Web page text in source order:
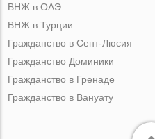
ВНЖ в ОАЭ
ВНЖ в Турции
Гражданство в Сент-Люсия
Гражданство Доминики
Гражданство в Гренаде
Гражданство в Вануату